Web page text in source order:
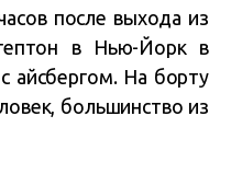
после выхода из
в Нью-Йорк в
айсбергом. На борту
большинство из